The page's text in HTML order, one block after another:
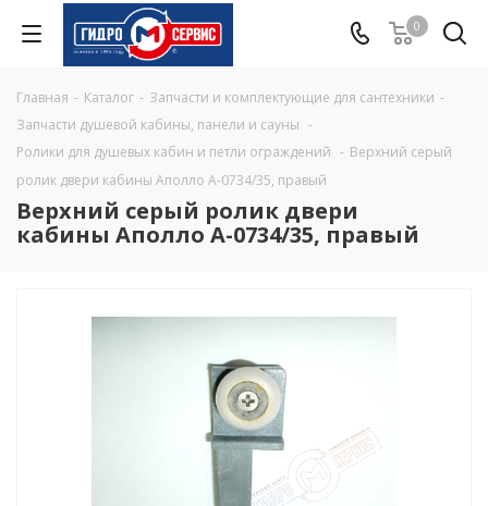
0
Главная - Каталог - Запчасти и комплектующие для сантехники -
Запчасти душевой кабины, панели и сауны -
Ролики для душевых кабин и петли ограждений - Верхний серый
ролик двери кабины Аполло A-0734/35, правый
Верхний серый ролик двери
кабины Аполло A-0734/35, правый